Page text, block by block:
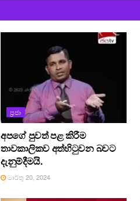
ප්‍රජා
අපගේ පුවත් පළ කිරීම
තාවකාලිකව අත්හිටුවන බවට
දැනුම්දීමයි.
මාර්තු 20, 2024